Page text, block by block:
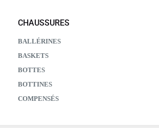
CHAUSSURES
BALLÉRINES
BASKETS
BOTTES
BOTTINES
COMPENSÉS